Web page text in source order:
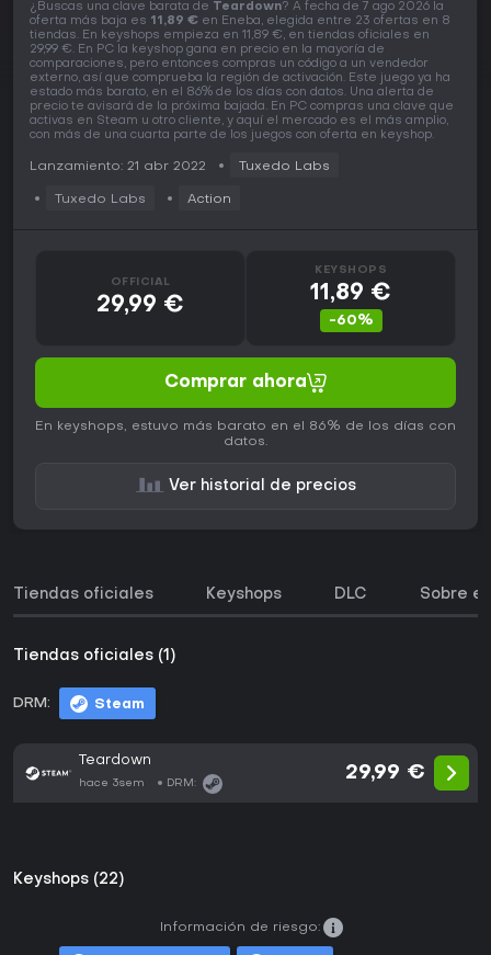
¿Buscas una clave barata de Teardown? A fecha de 7 ago 2026 la
oferta más baja es 11,89 € en Eneba, elegida entre 23 ofertas en 8
tiendas. En keyshops empieza en 11,89 €, en tiendas oficiales en
29,99 €. En PC la keyshop gana en precio en la mayoría de
comparaciones, pero entonces compras un código a un vendedor
externo, así que comprueba la región de activación. Este juego ya ha
estado más barato, en el 86% de los días con datos. Una alerta de
precio te avisará de la próxima bajada. En PC compras una clave que
activas en Steam u otro cliente, y aquí el mercado es el más amplio,
con más de una cuarta parte de los juegos con oferta en keyshop.
Lanzamiento: 21 abr 2022 Tuxedo Labs
Tuxedo Labs Action
OFFICIAL
29,99 €
KEYSHOPS
11,89 €
-60%
Comprar ahora
En keyshops, estuvo más barato en el 86% de los días con
datos.
Ver historial de precios
Tiendas oficiales Keyshops DLC Sobre
Tiendas oficiales (1)
DRM: Steam
Teardown
hace 3sem DRM:
29,99 €
Keyshops (22)
Información de riesgo: